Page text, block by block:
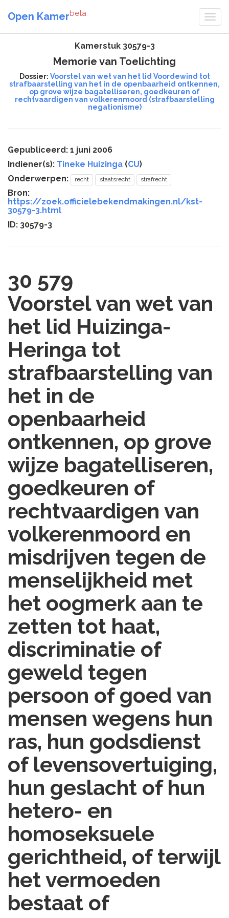
Open Kamerbeta
Kamerstuk 30579-3
Memorie van Toelichting
Dossier: Voorstel van wet van het lid Voordewind tot
strafbaarstelling van het in de openbaarheid ontkennen,
op grove wijze bagatelliseren, goedkeuren of
rechtvaardigen van volkerenmoord (strafbaarstelling
negationisme)
Gepubliceerd: 1 juni 2006
Indiener(s): Tineke Huizinga (CU)
Onderwerpen:
recht staatsrecht strafrecht
Bron:
https://zoek.officielebekendmakingen.nl/kst-
30579-3.html
ID: 30579-3
30 579
Voorstel van wet van
het lid Huizinga-
Heringa tot
strafbaarstelling van
het in de
openbaarheid
ontkennen, op grove
wijze bagatelliseren,
goedkeuren of
rechtvaardigen van
volkerenmoord en
misdrijven tegen de
menselijkheid met
het oogmerk aan te
zetten tot haat,
discriminatie of
geweld tegen
persoon of goed van
mensen wegens hun
ras, hun godsdienst
of levensovertuiging,
hun geslacht of hun
hetero- en
homoseksuele
gerichtheid, of terwijl
het vermoeden
bestaat of